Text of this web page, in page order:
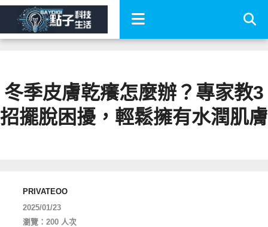
冬季皮膚乾癢怎麼辦？專家教3
招擺脫困擾，輕鬆擁有水潤肌膚
PRIVATEOO
2025/01/23
瀏覽：200 人次